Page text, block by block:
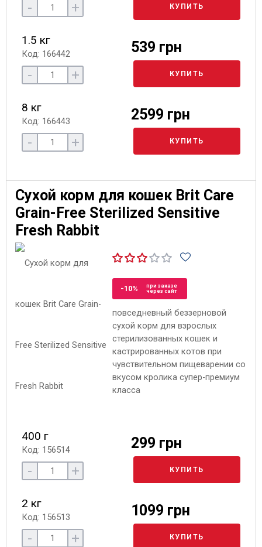
- + КУПИТЬ
1.5 кг
Код: 166442 539 грн
- + КУПИТЬ
8 кг
Код: 166443 2599 грн
- + КУПИТЬ
Сухой корм для кошек Brit Care
Grain-Free Sterilized Sensitive
Fresh Rabbit
-10%
при заказе
через сайт
повседневный беззерновой
сухой корм для взрослых
стерилизованных кошек и
кастрированных котов при
чувствительном пищеварении со
вкусом кролика супер-премиум
класса
400 г
Код: 156514 299 грн
- + КУПИТЬ
2 кг
Код: 156513 1099 грн
- + КУПИТЬ